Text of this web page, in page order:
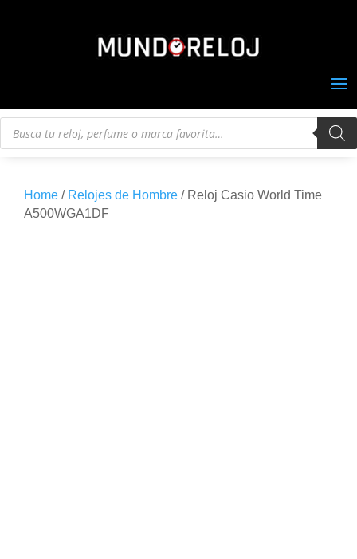
Búsqueda
Home / Relojes de Hombre / Reloj Casio World Time
A500WGA1DF